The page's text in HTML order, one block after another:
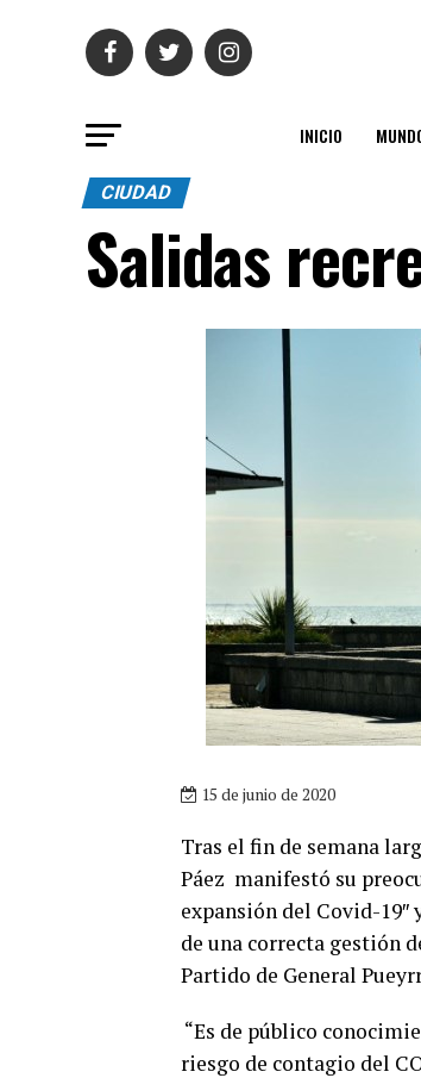
INICIO
CIUDAD
Salidas
15 de junio de 2020
Tras el fin de semana
Páez manifestó su
expansión del Covid-19″
de una correcta gestión
Partido de General
“Es de público
riesgo de contagio del